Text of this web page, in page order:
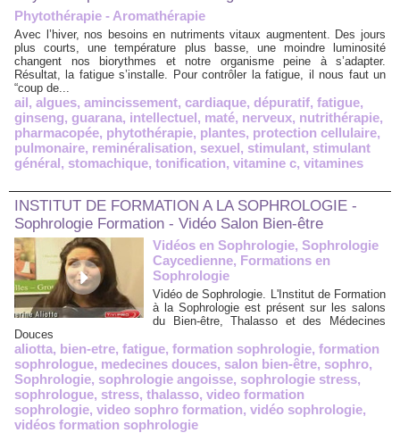
Phytothérapie - Aromathérapie
Avec l’hiver, nos besoins en nutriments vitaux augmentent. Des jours
plus courts, une température plus basse, une moindre luminosité
changent nos biorythmes et notre organisme peine à s’adapter.
Résultat, la fatigue s’installe. Pour contrôler la fatigue, il nous faut un
“coup de...
ail, algues, amincissement, cardiaque, dépuratif, fatigue,
ginseng, guarana, intellectuel, maté, nerveux, nutrithérapie,
pharmacopée, phytothérapie, plantes, protection cellulaire,
pulmonaire, reminéralisation, sexuel, stimulant, stimulant
général, stomachique, tonification, vitamine c, vitamines
INSTITUT DE FORMATION A LA SOPHROLOGIE -
Sophrologie Formation - Vidéo Salon Bien-être
Vidéos en Sophrologie, Sophrologie
Caycedienne, Formations en
Sophrologie
Vidéo de Sophrologie. L'Institut de Formation
à la Sophrologie est présent sur les salons
du Bien-être, Thalasso et des Médecines
Douces
aliotta, bien-etre, fatigue, formation sophrologie, formation
sophrologue, medecines douces, salon bien-être, sophro,
Sophrologie, sophrologie angoisse, sophrologie stress,
sophrologue, stress, thalasso, video formation
sophrologie, video sophro formation, vidéo sophrologie,
vidéos formation sophrologie